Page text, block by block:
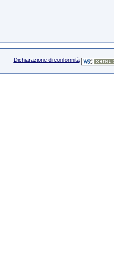
Dichiarazione di conformità